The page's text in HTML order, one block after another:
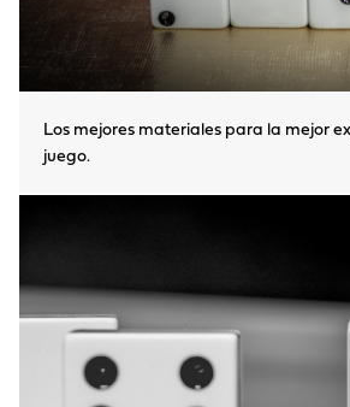
Los mejores materiales para la mejor
juego.